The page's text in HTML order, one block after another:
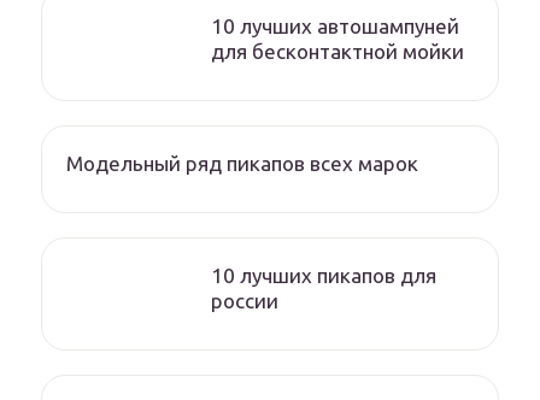
10 лучших автошампуней
для бесконтактной мойки
Модельный ряд пикапов всех марок
10 лучших пикапов для
россии